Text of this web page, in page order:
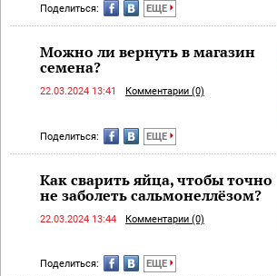
Поделиться: ЕЩЕ
Можно ли вернуть в магазин
семена?
22.03.2024 13:41 Комментарии (0)
Поделиться: ЕЩЕ
Как сварить яйца, чтобы точно
не заболеть сальмонеллёзом?
22.03.2024 13:44 Комментарии (0)
Поделиться: ЕЩЕ